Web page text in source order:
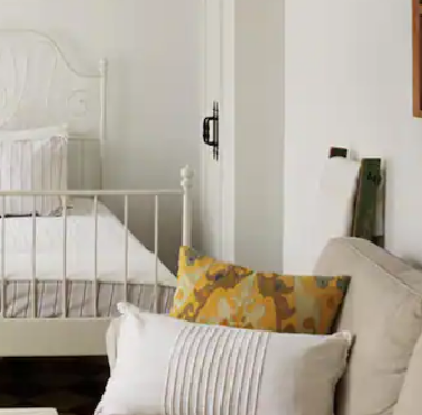
teclas de las flechas hacia arriba y hacia abajo, o bien